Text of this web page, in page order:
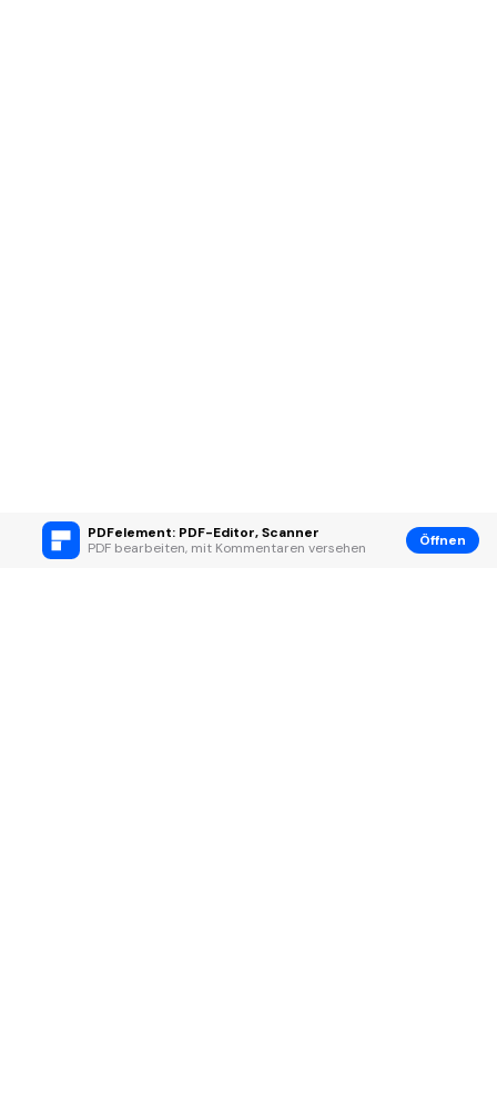
PDFelement: PDF-Editor, Scanner
PDF bearbeiten, mit Kommentaren versehen
Öffnen